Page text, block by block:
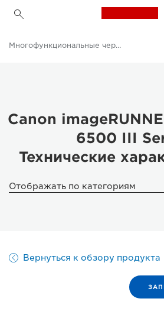
Продукты и решения для бизнеса
Принтеры и факсимильные аппараты для бизнеса
Многофункциональные принтеры - Принтеры «Все в одном»
Многофункциональные черно-белые принтеры
Canon
6500 III
Технические
Отображать по категориям
Вернуться к обзору продукта